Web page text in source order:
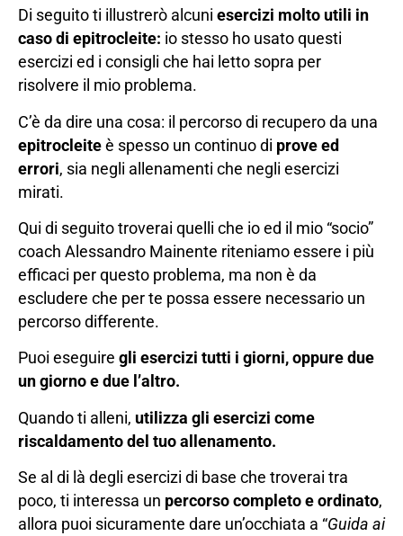
Di seguito ti illustrerò alcuni esercizi molto utili in
caso di epitrocleite: io stesso ho usato questi
esercizi ed i consigli che hai letto sopra per
risolvere il mio problema.
C’è da dire una cosa: il percorso di recupero da una
epitrocleite è spesso un continuo di prove ed
errori, sia negli allenamenti che negli esercizi
mirati.
Qui di seguito troverai quelli che io ed il mio “socio”
coach Alessandro Mainente riteniamo essere i più
efficaci per questo problema, ma non è da
escludere che per te possa essere necessario un
percorso differente.
Puoi eseguire gli esercizi tutti i giorni, oppure due
un giorno e due l’altro.
Quando ti alleni, utilizza gli esercizi come
riscaldamento del tuo allenamento.
Se al di là degli esercizi di base che troverai tra
poco, ti interessa un percorso completo e ordinato,
allora puoi sicuramente dare un’occhiata a “Guida ai